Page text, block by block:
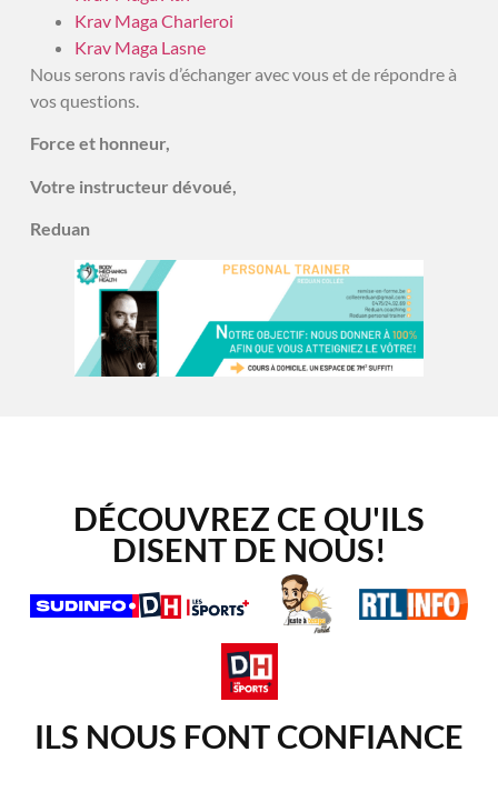
Krav Maga Charleroi
Krav Maga Lasne
Nous serons ravis d’échanger avec vous et de répondre à
vos questions.
Force et honneur,
Votre instructeur dévoué,
Reduan
DÉCOUVREZ CE QU'ILS
DISENT DE NOUS!
ILS NOUS FONT CONFIANCE